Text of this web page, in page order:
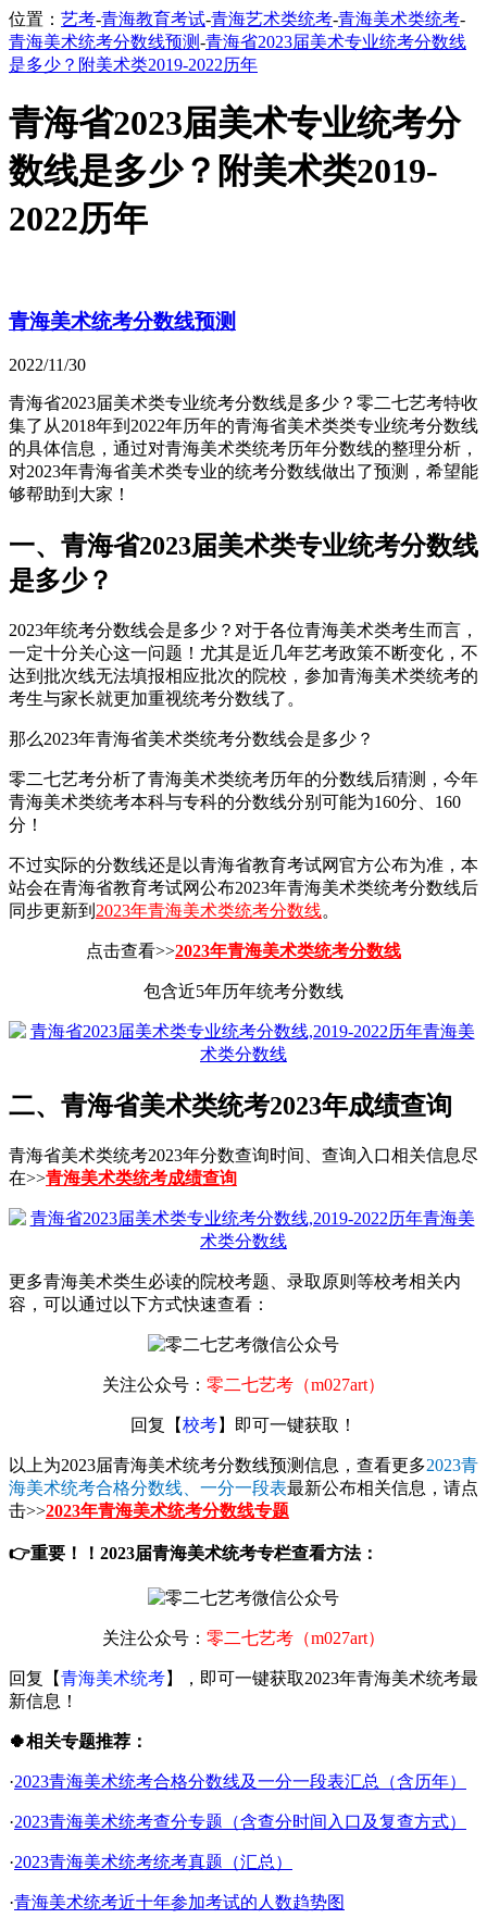
位置： 艺考-青海教育考试-青海艺术类统考-青海美术类统考-
青海美术统考分数线预测-青海省2023届美术专业统考分数线
是多少？附美术类2019-2022历年
青海省2023届美术专业统考分
数线是多少？附美术类2019-
2022历年
青海美术统考分数线预测
2022/11/30
青海省2023届美术类专业统考分数线是多少？零二七艺考特收
集了从2018年到2022年历年的青海省美术类类专业统考分数线
的具体信息，通过对青海美术类统考历年分数线的整理分析，
对2023年青海省美术类专业的统考分数线做出了预测，希望能
够帮助到大家！
一、青海省2023届美术类专业统考分数线
是多少？
2023年统考分数线会是多少？对于各位青海美术类考生而言，
一定十分关心这一问题！尤其是近几年艺考政策不断变化，不
达到批次线无法填报相应批次的院校，参加青海美术类统考的
考生与家长就更加重视统考分数线了。
那么2023年青海省美术类统考分数线会是多少？
零二七艺考分析了青海美术类统考历年的分数线后猜测，今年
青海美术类统考本科与专科的分数线分别可能为160分、160
分！
不过实际的分数线还是以青海省教育考试网官方公布为准，本
站会在青海省教育考试网公布2023年青海美术类统考分数线后
同步更新到 2023年青海美术类统考分数线。
点击查看>>2023年青海美术类统考分数线
包含近5年历年统考分数线
二、青海省美术类统考2023年成绩查询
青海省美术类统考2023年分数查询时间、查询入口相关信息尽
在>>青海美术类统考成绩查询
更多青海美术类生必读的院校考题、录取原则等校考相关内
容，可以通过以下方式快速查看：
关注公众号： 零二七艺考（m027art）
回复【校考】即可一键获取！
以上为2023届青海美术统考分数线预测信息，查看更多2023青
海美术统考合格分数线、一分一段表最新公布相关信息，请点
击>>2023年青海美术统考分数线专题
👉重要！！2023届青海美术统考专栏查看方法：
关注公众号： 零二七艺考（m027art）
回复【青海美术统考】，即可一键获取2023年青海美术统考最
新信息！
🍀相关专题推荐：
·2023青海美术统考合格分数线及一分一段表汇总（含历年）
·2023青海美术统考查分专题（含查分时间入口及复查方式）
·2023青海美术统考统考真题（汇总）
·青海美术统考近十年参加考试的人数趋势图